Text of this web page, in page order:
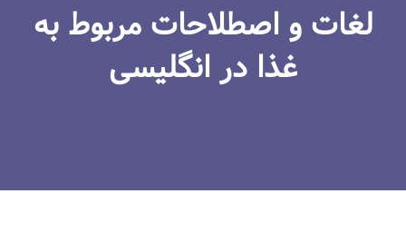
لغات و اصطلاحات مربوط به
غذا در انگلیسی